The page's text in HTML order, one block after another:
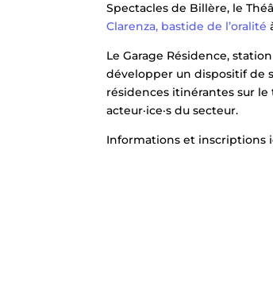
Spectacles de Billère, le
Clarenza, bastide de l’oralité
Le Garage Résidence,
développer un dispositif de
résidences itinérantes sur
acteur·ice·s du secteur.
Informations et inscriptions